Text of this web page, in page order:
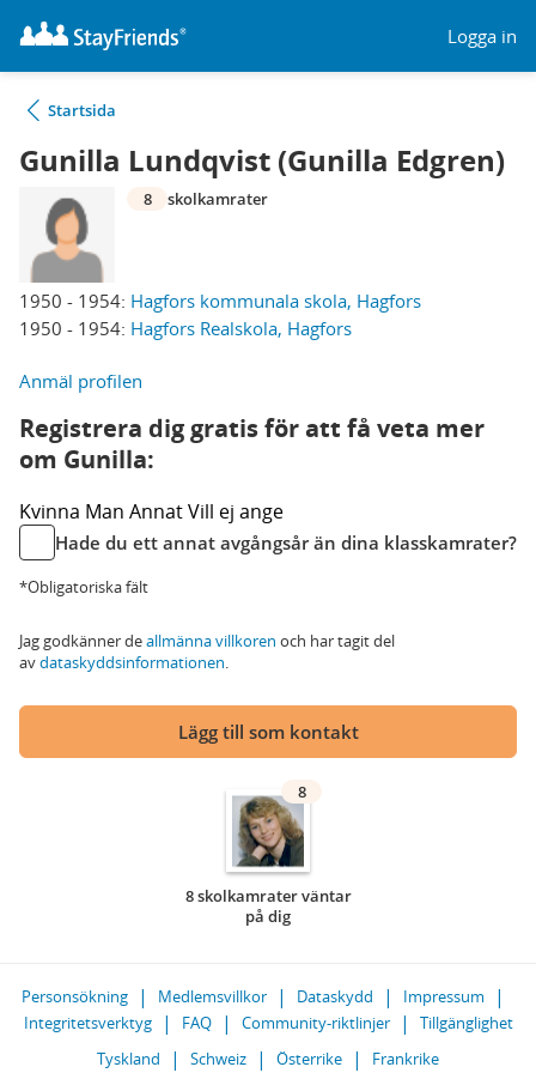
Logga in
Startsida
Gunilla Lundqvist (Gunilla Edgren)
1950 - 1954: Hagfors kommunala skola, Hagfors
1950 - 1954: Hagfors Realskola, Hagfors
8 skolkamrater
Anmäl profilen
Registrera dig gratis för att få veta mer
om Gunilla:
Kvinna Man AnnatVill ej ange
Hade du ett annat avgångsår än dina klasskamrater?
*Obligatoriska fält
Jag godkänner deallmänna villkoren och har tagit del
avdataskyddsinformationen.
Lägg till som kontakt
8
8 skolkamrater väntar
på dig
Personsökning Medlemsvillkor Dataskydd
Impressum
Integritetsverktyg
FAQ Community-riktlinjer
Tillgänglighet
Tyskland
Schweiz Österrike Frankrike